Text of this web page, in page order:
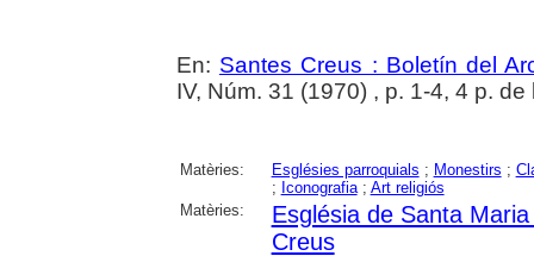
En: Santes Creus : Boletín del
IV, Núm. 31 (1970) , p. 1-4, 4 p. de
Matèries: Esglésies parroquials ; Monestirs ;
; Iconografia; Art religiós
Matèries:
Església de Santa
Creus